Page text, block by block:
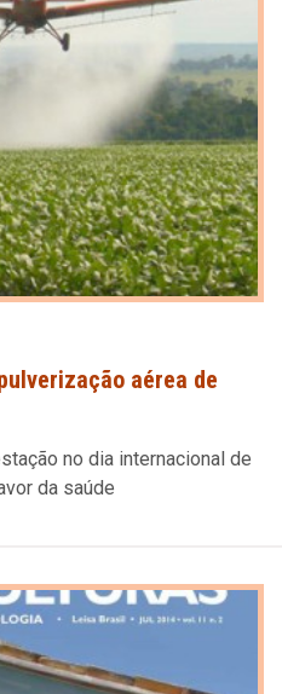
aérea de
no dia internacional de
da saúde